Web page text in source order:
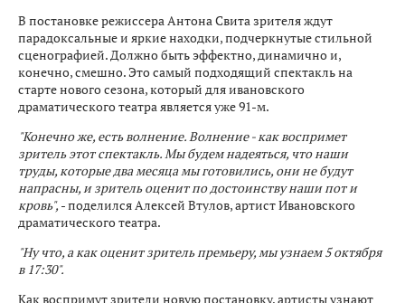
В постановке режиссера Антона Свита зрителя ждут
парадоксальные и яркие находки, подчеркнутые стильной
сценографией. Должно быть эффектно, динамично и,
конечно, смешно. Это самый подходящий спектакль на
старте нового сезона, который для ивановского
драматического театра является уже 91-м.
"Конечно же, есть волнение. Волнение - как воспримет
зритель этот спектакль. Мы будем надеяться, что наши
труды, которые два месяца мы готовились, они не будут
напрасны, и зритель оценит по достоинству наши пот и
кровь", - поделился Алексей Втулов, артист Ивановского
драматического театра.
"Ну что, а как оценит зритель премьеру, мы узнаем 5 октября
в 17:30".
Как воспримут зрители новую постановку, артисты узнают